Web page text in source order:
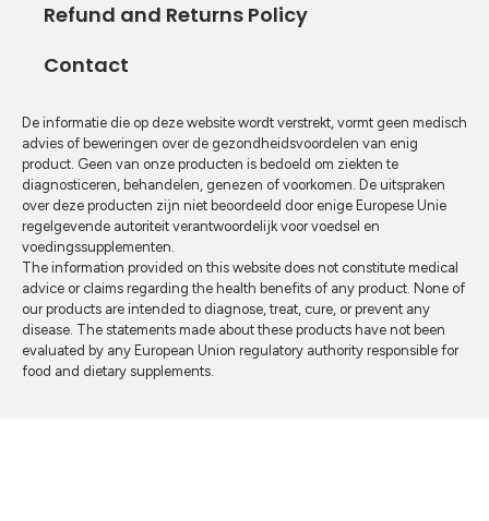
Refund and Returns Policy
Contact
De informatie die op deze website wordt verstrekt, vormt geen medisch
advies of beweringen over de gezondheidsvoordelen van enig
product. Geen van onze producten is bedoeld om ziekten te
diagnosticeren, behandelen, genezen of voorkomen. De uitspraken
over deze producten zijn niet beoordeeld door enige Europese Unie
regelgevende autoriteit verantwoordelijk voor voedsel en
voedingssupplementen.
The information provided on this website does not constitute medical
advice or claims regarding the health benefits of any product. None of
our products are intended to diagnose, treat, cure, or prevent any
disease. The statements made about these products have not been
evaluated by any European Union regulatory authority responsible for
food and dietary supplements.